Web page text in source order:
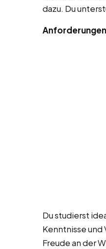
dazu. Du
Du studierst
Kenntnisse
Freude an der